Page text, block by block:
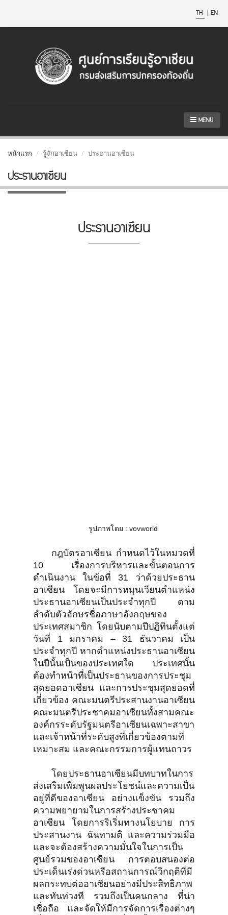
TH | EN
MENU
หน้าแรก รู้จักอาเซียน ประธานอาเซียน
ประธานอาเซียน
ประธานอาเซียน
รูปภาพโดย : vovworld
กฎบัตรอาเซียน กำหนดไว้ในหมวดที่
10 เรื่องการบริหารและขั้นตอนการ
ดำเนินงาน ในข้อที่ 31 ว่าด้วยประธาน
อาเซียน โดยจะมีการหมุนเวียนตำแหน่ง
ประธานอาเซียนเป็นประจำทุกปี ตาม
ลำดับตัวอักษรชื่อภาษาอังกฤษของ
ประเทศสมาชิก โดยนับตามปีปฏิทินตั้งแต่
วันที่ 1 มกราคม – 31 ธันวาคม เป็น
ประจำทุกปี หากตำแหน่งประธานอาเซียน
ในปีนั้นเป็นของประเทศใด ประเทศนั้น
ต้องทำหน้าที่เป็นประธานของการประชุม
สุดยอดอาเซียน และการประชุมสุดยอดที่
เกี่ยวข้อง คณะมนตรีประสานงานอาเซียน
คณะมนตรีประชาคมอาเซียนทั้งสามคณะ
องค์กรระดับรัฐมนตรีอาเซียนเฉพาะสาขา
และเจ้าหน้าที่ระดับสูงที่เกี่ยวข้องตามที่
เหมาะสม และคณะกรรมการผู้แทนถาวร
โดยประธานอาเซียนมีบทบาทในการ
ส่งเสริมเพิ่มพูนผลประโยชน์และความเป็น
อยู่ที่ดีของอาเซียน อย่างแข็งขัน รวมถึง
ความพยายามในการสร้างประชาคม
อาเซียน โดยการริเริ่มทางนโยบาย การ
ประสานงาน ฉันทามติ และความร่วมมือ
และจะต้องสร้างความมั่นใจในการเป็น
ศูนย์รวมของอาเซียน การตอบสนองต่อ
ประเด็นเร่งด่วนหรือสถานการณ์วิกฤติที่มี
ผลกระทบต่ออาเซียนอย่างมีประสิทธิภาพ
และทันท่วงที รวมถึงเป็นคนกลาง ที่น่า
เชื่อถือ และจัดให้มีการจัดการเรื่องต่างๆ